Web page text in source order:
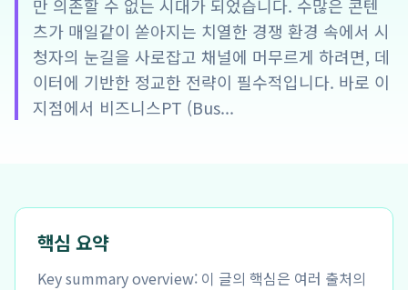
만 의존할 수 없는 시대가 되었습니다. 수많은 콘텐
츠가 매일같이 쏟아지는 치열한 경쟁 환경 속에서 시
청자의 눈길을 사로잡고 채널에 머무르게 하려면, 데
이터에 기반한 정교한 전략이 필수적입니다. 바로 이
지점에서 비즈니스PT (Bus...
핵심 요약
Key summary overview: 이 글의 핵심은 여러 출처의